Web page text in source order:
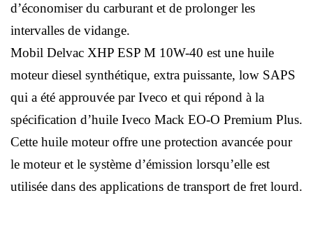
d’économiser du carburant et de prolonger les
intervalles de vidange.
Mobil Delvac XHP ESP M 10W-40 est une huile
moteur diesel synthétique, extra puissante, low SAPS
qui a été approuvée par Iveco et qui répond à la
spécification d’huile Iveco Mack EO-O Premium Plus.
Cette huile moteur offre une protection avancée pour
le moteur et le système d’émission lorsqu’elle est
utilisée dans des applications de transport de fret lourd.